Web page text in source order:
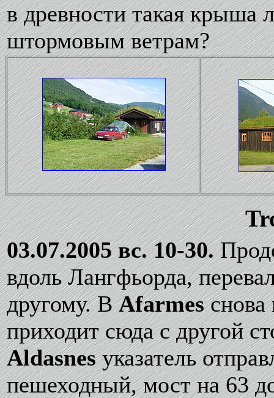
в древности такая крыша
штормовым ветрам?
03.07.2005 вс. 10-30.
вдоль Лангфьорда,
другому. ВAfarmesснова
приходит сюда с другой
Aldasnesуказатель
пешеходный, мост на 63